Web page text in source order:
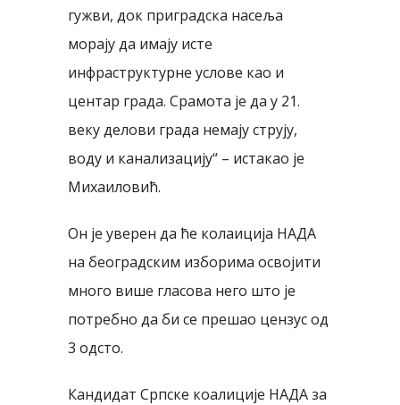
гужви, док приградска насеља
морају да имају исте
инфраструктурне услове као и
центар града. Срамота је да у 21.
веку делови града немају струју,
воду и канализацију“ – истакао је
Михаиловић.
Он је уверен да ће колаиција НАДА
на београдским изборима освојити
много више гласова него што је
потребно да би се прешао цензус од
3 одсто.
Кандидат Српске коалиције НАДА за